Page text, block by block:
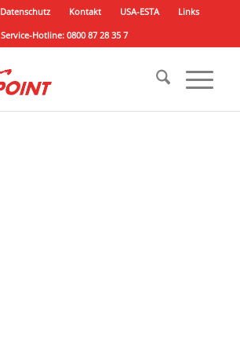
Datenschutz Kontakt USA-ESTA
Links
Service-Hotline: 0800 87 28 35 7